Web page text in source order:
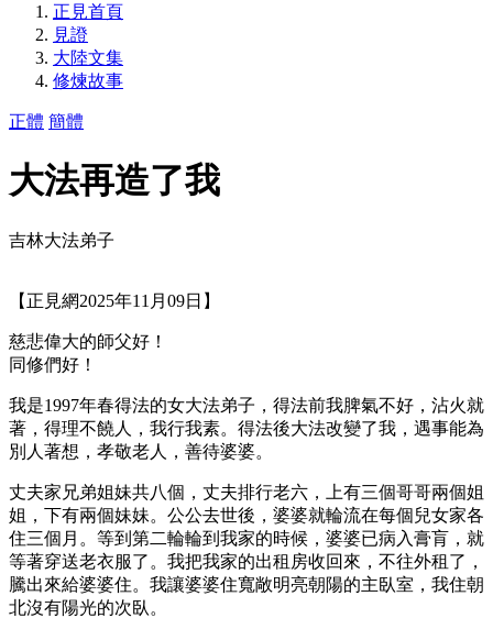
正見首頁
見證
大陸文集
修煉故事
正體 簡體
大法再造了我
吉林大法弟子
【正見網2025年11月09日】
慈悲偉大的師父好！
同修們好！
我是1997年春得法的女大法弟子，得法前我脾氣不好，沾火就
著，得理不饒人，我行我素。得法後大法改變了我，遇事能為
別人著想，孝敬老人，善待婆婆。
丈夫家兄弟姐妹共八個，丈夫排行老六，上有三個哥哥兩個姐
姐，下有兩個妹妹。公公去世後，婆婆就輪流在每個兒女家各
住三個月。等到第二輪輪到我家的時候，婆婆已病入膏肓，就
等著穿送老衣服了。我把我家的出租房收回來，不往外租了，
騰出來給婆婆住。我讓婆婆住寬敞明亮朝陽的主臥室，我住朝
北沒有陽光的次臥。